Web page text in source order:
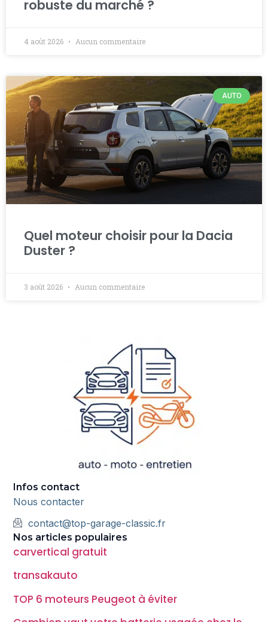
robuste du marché ?
4 août 2026 Aucun commentaire
AUTO
Quel moteur choisir pour la Dacia
Duster ?
3 août 2026 Aucun commentaire
Infos contact
Nous contacter
contact@top-garage-classic.fr
Nos articles populaires
carvertical gratuit
transakauto
TOP 6 moteurs Peugeot à éviter